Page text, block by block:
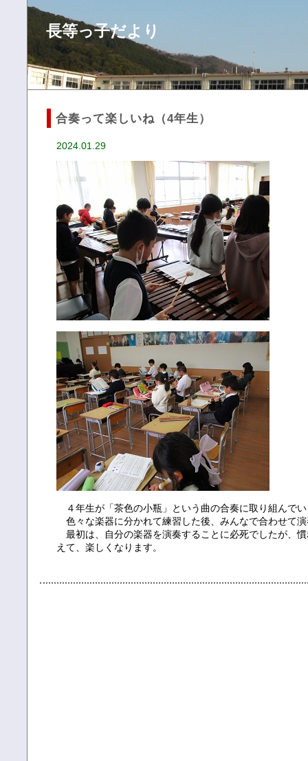
長等っ子だより
合奏って楽しいね（4年生）
2024.01.29
４年生が「茶色の小瓶」という曲の合奏に取り組んで
色々な楽器に分かれて練習した後、みんなで合わせて
最初は、自分の楽器を演奏することに必死でしたが、
えて、楽しくなります。